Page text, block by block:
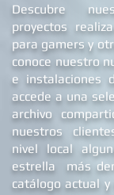
Descubre
proyectos
para gamers y
conoce nuestro
e instalaciones
accede a una
archivo
nuestros
nivel local
estrella más
catálogo actual